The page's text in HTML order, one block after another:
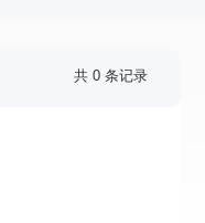
共 0 条记录